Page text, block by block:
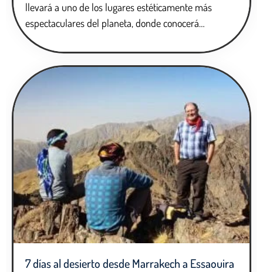
llevará a uno de los lugares estéticamente más
espectaculares del planeta, donde conocerá…
7 días al desierto desde Marrakech a Essaouira